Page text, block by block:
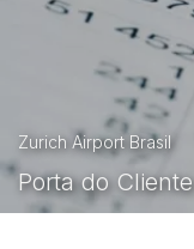
Portal do Cliente
O AEROPORTO
Alimentação
Serviços
Zurich Airport Brasil
Porta do Cliente